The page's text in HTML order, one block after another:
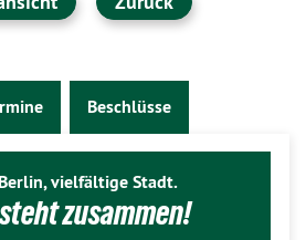
Beschlüsse
vielfältige Stadt.
zusammen!